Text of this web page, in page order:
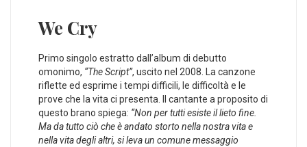
We Cry
Primo singolo estratto dall’album di debutto
omonimo, “The Script”, uscito nel 2008. La canzone
riflette ed esprime i tempi difficili, le difficoltà e le
prove che la vita ci presenta. Il cantante a proposito di
questo brano spiega: “Non per tutti esiste il lieto fine.
Ma da tutto ciò che è andato storto nella nostra vita e
nella vita degli altri, si leva un comune messaggio